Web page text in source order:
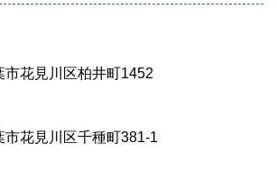
花見川区柏井町1452
花見川区千種町381-1